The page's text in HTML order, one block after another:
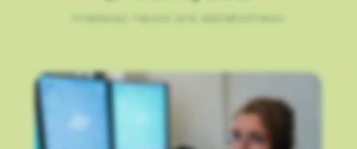
Praktický návod pre začiatočníkov